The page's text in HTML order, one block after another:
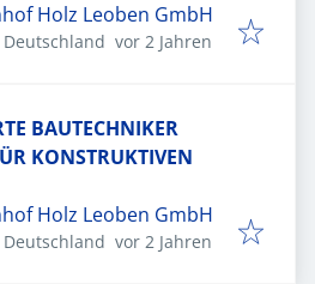
Holz Leoben GmbH
Veröffentlicht
vor 2 Jahren
BAUTECHNIKER
KONSTRUKTIVEN
Holz Leoben GmbH
Veröffentlicht
vor 2 Jahren